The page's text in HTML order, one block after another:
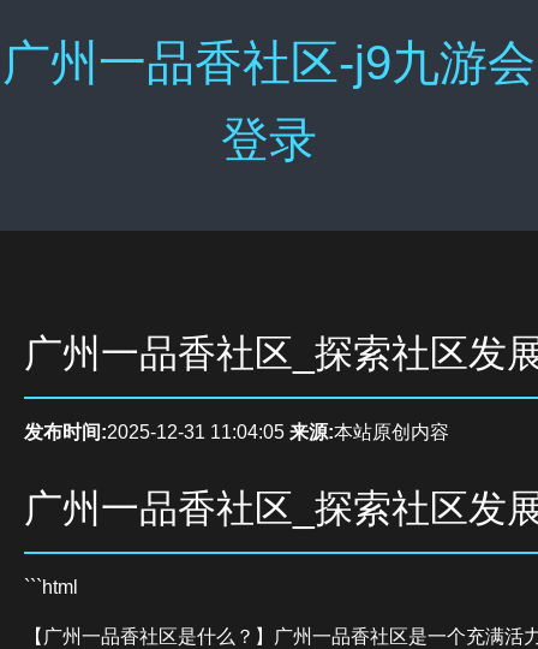
广州一品香社区-j9九游会
登录
广州一品香社区_探索社区发
发布时间:2025-12-31 11:04:05 来源:本站原创内容
广州一品香社区_探索社区发
```html
【广州一品香社区是什么？】广州一品香社区是一个充满活